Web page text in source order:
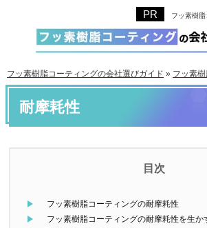
フッ素樹
フッ素樹脂コーティングの会社選びガイド » フッ素
耐摩耗性
フッ素樹脂コーティングの耐摩耗性
フッ素樹脂コーティングの耐摩耗性を生か